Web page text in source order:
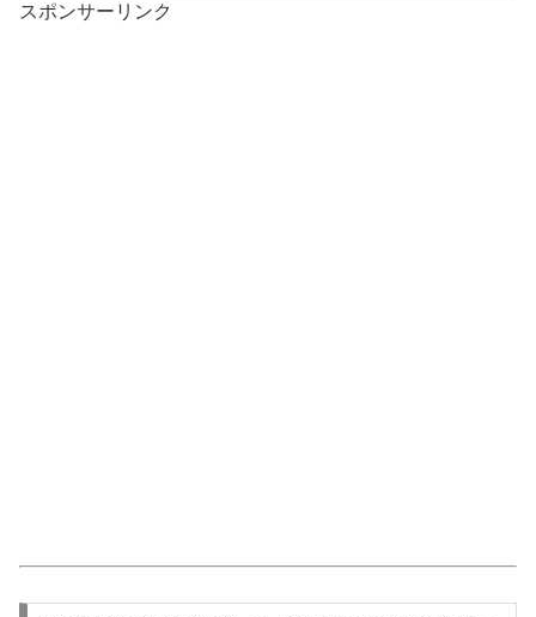
スポンサーリンク